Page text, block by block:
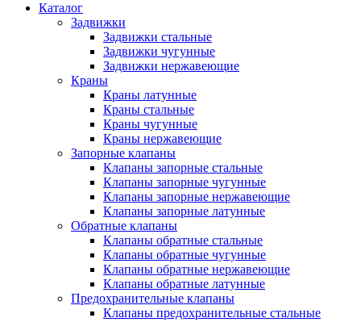
Каталог
Задвижки
Задвижки стальные
Задвижки чугунные
Задвижки нержавеющие
Краны
Краны латунные
Краны стальные
Краны чугунные
Краны нержавеющие
Запорные клапаны
Клапаны запорные стальные
Клапаны запорные чугунные
Клапаны запорные нержавеющие
Клапаны запорные латунные
Обратные клапаны
Клапаны обратные стальные
Клапаны обратные чугунные
Клапаны обратные нержавеющие
Клапаны обратные латунные
Предохранительные клапаны
Клапаны предохранительные стальные